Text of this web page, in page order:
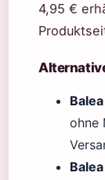
4,95 €
ohne